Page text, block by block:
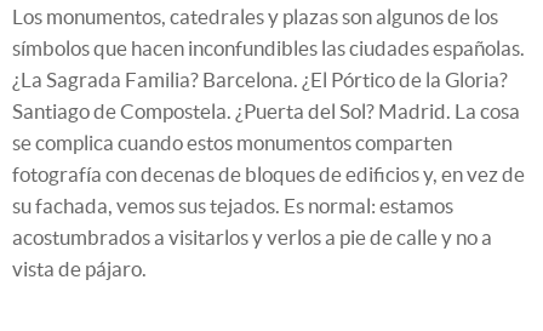
Los monumentos, catedrales y plazas son algunos de los
símbolos que hacen inconfundibles las ciudades españolas.
¿La Sagrada Familia? Barcelona. ¿El Pórtico de la Gloria?
Santiago de Compostela. ¿Puerta del Sol? Madrid. La cosa
se complica cuando estos monumentos comparten
fotografía con decenas de bloques de edificios y, en vez de
su fachada, vemos sus tejados. Es normal: estamos
acostumbrados a visitarlos y verlos a pie de calle y no a
vista de pájaro.